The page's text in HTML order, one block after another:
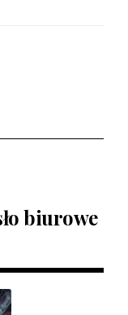
biurowe